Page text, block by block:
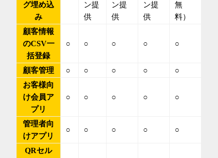
グ埋め込
み
ン提
供
ン提
供
ン提
供
無
料）
顧客情報
のCSV一
括登録
○ ○ ○ ○ ○
顧客管理 ○ ○ ○ ○
○
お客様向
け会員ア
プリ
○ ○ ○ ○ ○
管理者向
けアプリ
○ ○ ○ ○ ○
QRセル